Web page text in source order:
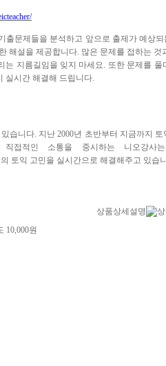
출문제들을 분석하고 앞으로 출제가 예상
해설을 제공합니다. 많은 문제를 접하는
지름길임을 잊지 마세요. 또한 문제를 풀
실시간 해결해 드립니다.
습니다. 지난 2000년 초반부터 지금까지
적인 소통을 중시하는 니오강사는
의 토익 고민을 실시간으로 해결해주고 있습
상품상세설명
10,000원